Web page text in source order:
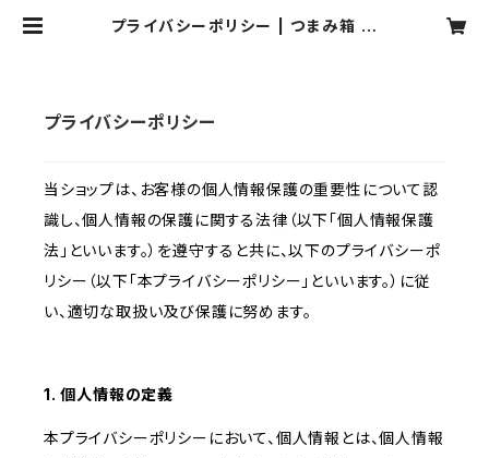
プライバシーポリシー | つまみ箱 ぽ
プライバシーポリシー
当ショップは、お客様の個人情報保護の重要性について認
識し、個人情報の保護に関する法律（以下「個人情報保護
法」といいます。）を遵守すると共に、以下のプライバシーポ
リシー（以下「本プライバシーポリシー」といいます。）に従
い、適切な取扱い及び保護に努めます。
1. 個人情報の定義
本プライバシーポリシーにおいて、個人情報とは、個人情報